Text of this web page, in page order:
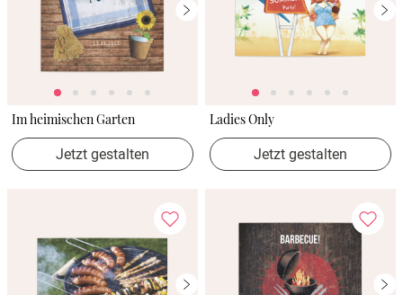
Im heimischen Garten
Jetzt gestalten
Ladies Only
Jetzt gestalten